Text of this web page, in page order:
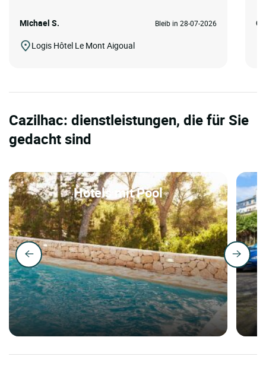
Michael S. Bleib in 28-07-2026
Logis Hôtel Le Mont Aigoual
Cazilhac: dienstleistungen, die für Sie
gedacht sind
Hotels mit Pool